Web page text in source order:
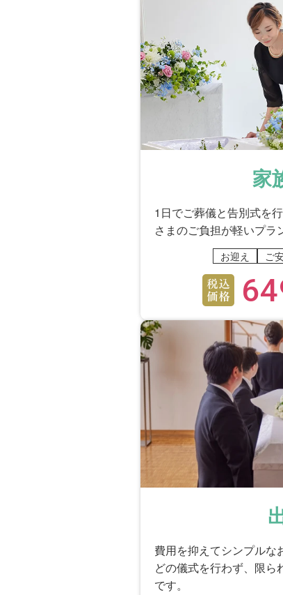
主人との別れは充分
役所手続き・年金
はい
もう少し早くにアド
故人様への対応
流れに沿って進行して
家
1日でご葬儀と告別式を
さまのご負担が軽いプラ
お迎え ご
費用を抑えてシンプルな
どの儀式を行わず、限ら
です。